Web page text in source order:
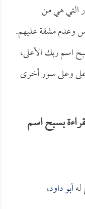
التي هي من
وعدم مشقة عليهم.
اسم ربك الأعلى،
وعلى سور أخرى
بسبح اسم
لهأبو داود،